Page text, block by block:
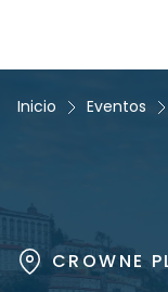
Inicio Eventos
CROWNE